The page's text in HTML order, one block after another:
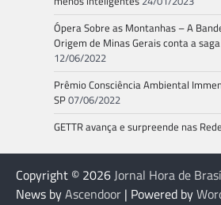
Ópera Sobre as Montanhas – A
Origem de Minas Gerais conta a
12/06/2022
Prêmio Consciência Ambiental
SP07/06/2022
GETTR avança e surpreende nas
Copyright © 2026Jornal Hora de
News byAscendoor | Powered by